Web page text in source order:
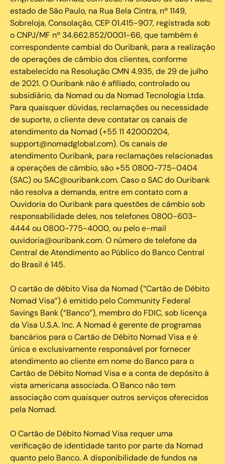
estado de São Paulo, na Rua Bela Cintra, nº 1149,
Sobreloja, Consolação, CEP 01.415-907, registrada sob
o CNPJ/MF nº 34.662.852/0001-66, que também é
correspondente cambial do Ouribank, para a realização
de operações de câmbio dos clientes, conforme
estabelecido na Resolução CMN 4.935, de 29 de julho
de 2021. O Ouribank não é afiliado, controlado ou
subsidiário, da Nomad ou da Nomad Tecnologia Ltda.
Para quaisquer dúvidas, reclamações ou necessidade
de suporte, o cliente deve contatar os canais de
atendimento da Nomad (+55 11 4200.0204,
support@nomadglobal.com). Os canais de
atendimento Ouribank, para reclamações relacionadas
a operações de câmbio, são +55 0800-775-0404
(SAC) ou SAC@ouribank.com. Caso o SAC do Ouribank
não resolva a demanda, entre em contato com a
Ouvidoria do Ouribank para questões de câmbio sob
responsabilidade deles, nos telefones 0800-603-
4444 ou 0800-775-4000, ou pelo e-mail
ouvidoria@ouribank.com. O número de telefone da
Central de Atendimento ao Público do Banco Central
do Brasil é 145.
O cartão de débito Visa da Nomad (“Cartão de Débito
Nomad Visa”) é emitido pelo Community Federal
Savings Bank (“Banco”), membro do FDIC, sob licença
da Visa U.S.A. Inc. A Nomad é gerente de programas
bancários para o Cartão de Débito Nomad Visa e é
única e exclusivamente responsável por fornecer
atendimento ao cliente em nome do Banco para o
Cartão de Débito Nomad Visa e a conta de depósito à
vista americana associada. O Banco não tem
associação com quaisquer outros serviços oferecidos
pela Nomad.
O Cartão de Débito Nomad Visa requer uma
verificação de identidade tanto por parte da Nomad
quanto pelo Banco. A disponibilidade de fundos na